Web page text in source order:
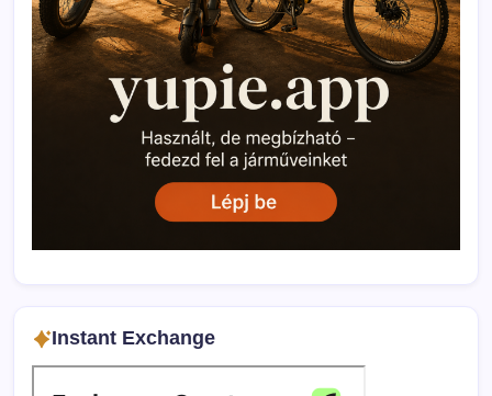
Instant Exchange